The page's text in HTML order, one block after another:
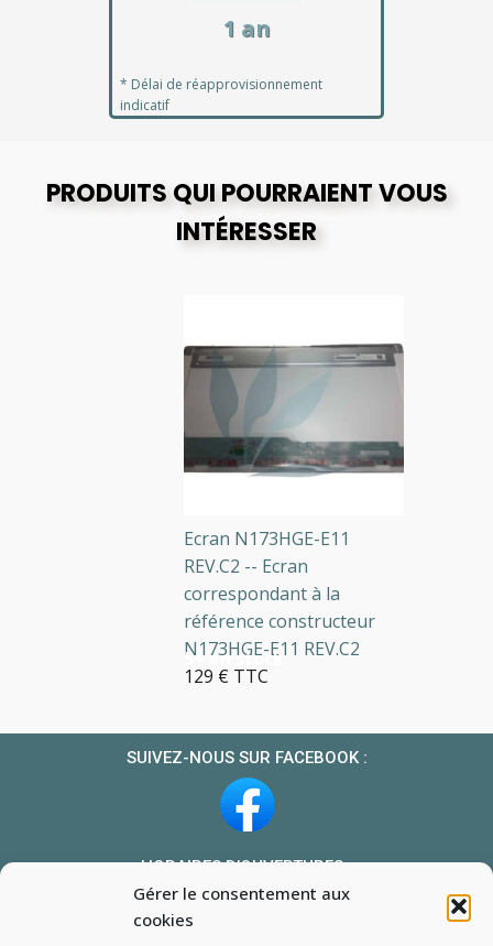
Gérer le consentement aux
cookies
1 an
* Délai de réapprovisionnement
indicatif
PRODUITS QUI POURRAIENT VOUS
INTÉRESSER
5+ en stock
Ecran N173HGE-E11
REV.C2 -- Ecran
correspondant à la
référence constructeur
N173HGE-E11 REV.C2
129 € TTC
SUIVEZ-NOUS SUR FACEBOOK :
HORAIRES D’OUVERTURES :
Du lundi au vendredi : 10h-13h et 14h-19h
Le samedi : 10h-13h 14h-18h